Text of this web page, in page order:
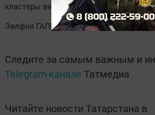
кластеры вәкилләрендә аеруча зур
Зөлфия ГАЛИМОВА
Следите за самым важным и
Telegram-канале Татмедиа
Читайте новости Татарстана в